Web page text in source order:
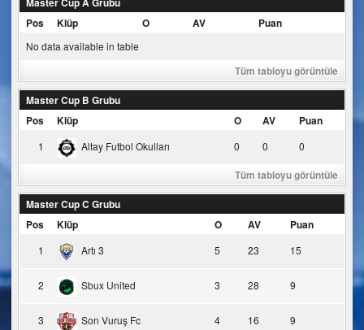
Pos
Klüp O AV Puan
No data available in table
Tüm tabloyu görüntüle
Master Cup B Grubu
Pos
Klüp O AV Puan
1 Altay Futbol Okulları 0 0 0
Tüm tabloyu görüntüle
Master Cup C Grubu
Pos
Klüp O AV Puan
1 Artı 3 5 23 15
2 Sbux United 3 28 9
3 Son Vuruş Fc 4 16 9